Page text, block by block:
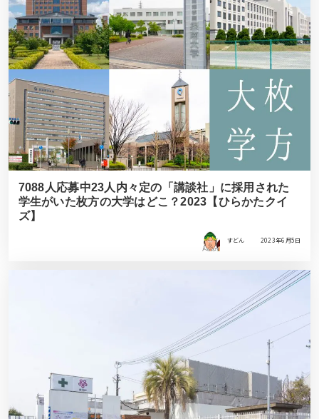
7088人応募中23人内々定の「講談社」に採用された
学生がいた枚方の大学はどこ？2023【ひらかたクイ
ズ】
すどん 2023年6月5日